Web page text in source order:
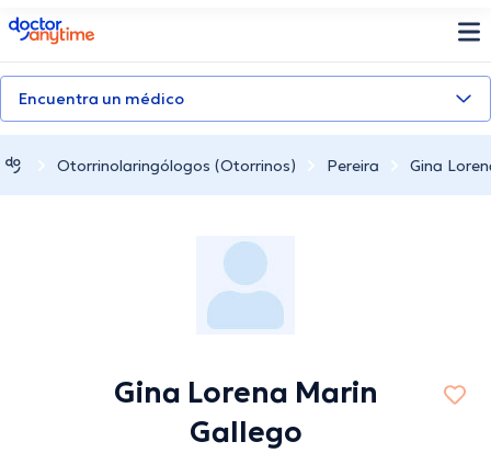
doctoranytime
Encuentra un médico
Otorrinolaringólogos (Otorrinos) Pereira Gina
Gina Lorena Marin
Gallego